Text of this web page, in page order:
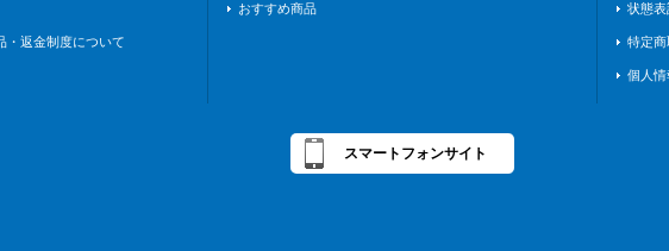
・返金制度について
おすすめ商品 状態表
特定
個人
スマートフォンサイト